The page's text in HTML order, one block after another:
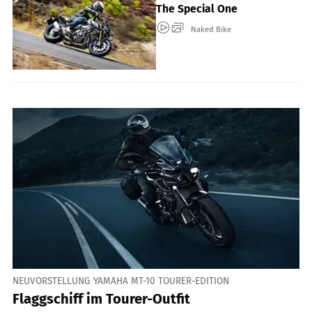
The Special One
Naked Bike
NEUVORSTELLUNG YAMAHA MT-10 TOURER-EDITION
Flaggschiff im Tourer-Outfit